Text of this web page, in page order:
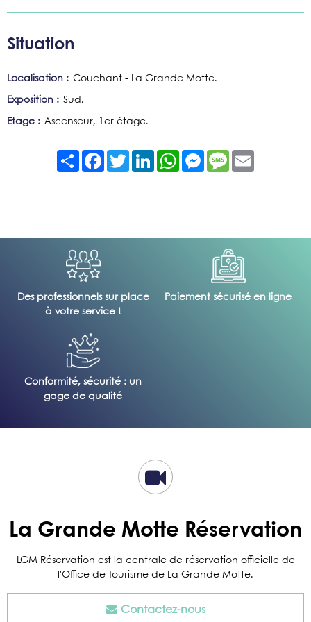
Situation
Localisation : Couchant - La Grande Motte
Exposition : Sud
Etage : Ascenseur 1er étage
Partager FacebookTwitter LinkedIn WhatsAppMessengerMessage
Des professionnels sur place
à votre service !
Paiement sécurisé en ligne
Conformité, sécurité : un
gage de qualité
La Grande Motte Réservation
LGM Réservation est la centrale de réservation officielle de
l'Office de Tourisme de La Grande Motte.
Contactez-nous